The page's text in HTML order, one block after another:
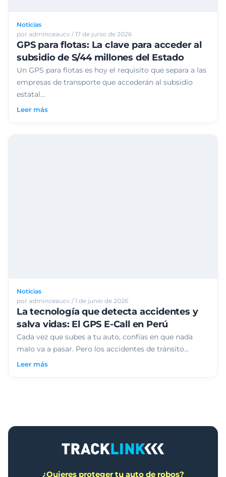
Noticias
por adminceaucv / 17 de junio de 2026
GPS para flotas: La clave para acceder al
subsidio de S/44 millones del Estado
Un GPS para flotas es hoy el requisito que separa a las
empresas de transporte que accederán al subsidio
estatal...
Leer más
Noticias
por adminceaucv / 1 de junio de 2026
La tecnología que detecta accidentes y
salva vidas: El GPS E-Call en Perú
Cada vez que subes a tu auto, confías en que nada
malo va a pasar. Pero los accidentes de tránsito...
Leer más
¿Quieres proteger tu auto de robos?